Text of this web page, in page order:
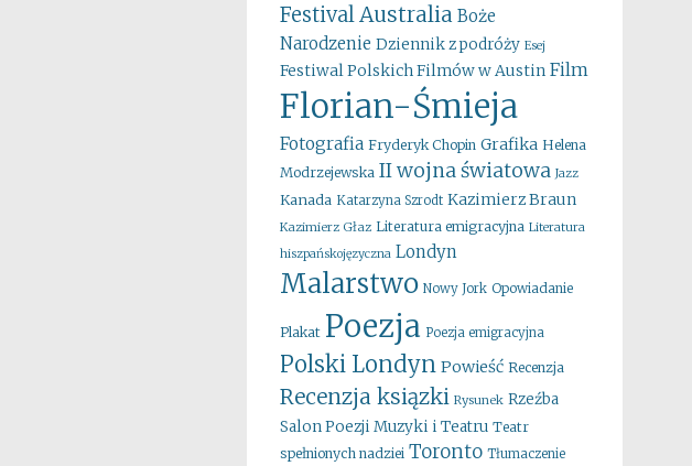
FestivalAustralia Boże
Narodzenie Dziennik z podróży Esej
Festiwal Polskich Filmów w Austin Film
Florian-Śmieja
Fotografia Fryderyk Chopin Grafika Helena
Modrzejewska II wojna światowa Jazz
Kanada Katarzyna Szrodt Kazimierz Braun
Kazimierz Głaz Literatura emigracyjna Literatura
hiszpańskojęzyczna Londyn
Malarstwo Nowy Jork Opowiadanie
Plakat Poezja Poezja emigracyjna
Polski Londyn Powieść Recenzja
Recenzja ksiązki Rysunek Rzeźba
Salon Poezji Muzyki i Teatru Teatr
spełnionych nadziei Toronto Tłumaczenie